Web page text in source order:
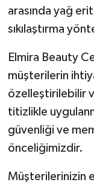
arasında yağ
sıkılaştırma
Elmira Beauty
müşterilerin
özelleştirilebilir
titizlikle
güvenliği ve
önceliğimizdir.
Müşterilerinizin